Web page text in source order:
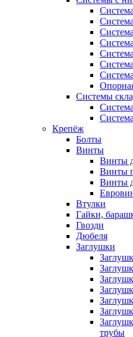
Системы
Крепёж
Болты
Винты
Винты
Винты
Винты
Втулки
Гайки,
Гвозди
Дюбеля
Заглушки
трубы